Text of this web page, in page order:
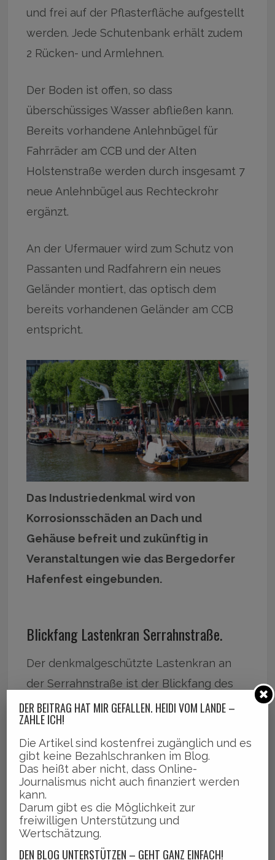
und frei auf der Pflasterfläche aufgestellt
werden. Jede Schutenbank erhält zudem
2 Rücken- und Armlehnen.
Der Boden ist offen, so dass
überschüssiges Wasser abfließen kann.
Bereits vorhandene Anlehnbügel für
Fahrräder am CCB und der Alten
Holstenstraße werden durch insgesamt 7
neue Anlehnbügel aus Rechteckrohr
ergänzt.
An der Ufermauer wird zum Schutz von
Passanten und Radfahrern ein neues
Geländer montiert, das optisch dem
bereits vorhandenen Geländer am CCB
entspricht.
Das Industriedenkmal wird von
Korrosionsschäden an Dach und
Gehäuse befreit und zukünftig in
Veranstaltungen wie das Bergedorfer
Hafenfest eingebunden.
Blickfang Lastenkran Serrahnstraße.
Der denkmalgeschützte Lastenkran an
der Serrahnstraße ist der Blickfang des
gesamten Hafenbeckens und eines der
wichtigsten Symbole für Bergedorfs
Geschichte als Handelsumschlagplatz.
Im Zuge der geplanten Neugestaltung
der Serrahnstraße soll auch der Kran als
besonderes Element wiederhergestellt
und in Betrieb genommen werden.
DER BEITRAG HAT MIR GEFALLEN. HEIDI VOM LANDE –
ZAHLE ICH!
Die Artikel sind kostenfrei zugänglich und es
gibt keine Bezahlschranken im Blog.
Das heißt aber nicht, dass Online-
Journalismus nicht auch finanziert werden
kann.
Darum gibt es die Möglichkeit zur
freiwilligen Unterstützung und
Wertschätzung.
DEN BLOG UNTERSTÜTZEN – GEHT GANZ EINFACH!